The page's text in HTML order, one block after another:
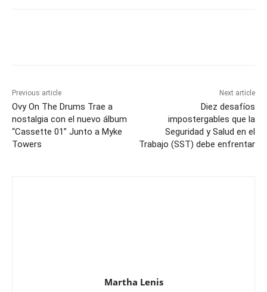
Previous article
Ovy On The Drums Trae a
nostalgia con el nuevo álbum
“Cassette 01” Junto a Myke
Towers
Next article
Diez desafíos
impostergables que la
Seguridad y Salud en el
Trabajo (SST) debe enfrentar
Martha Lenis